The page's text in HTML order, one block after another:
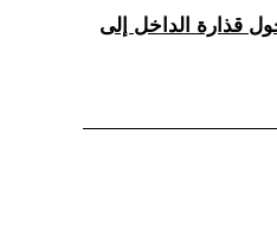
قذارة الداخل إلى